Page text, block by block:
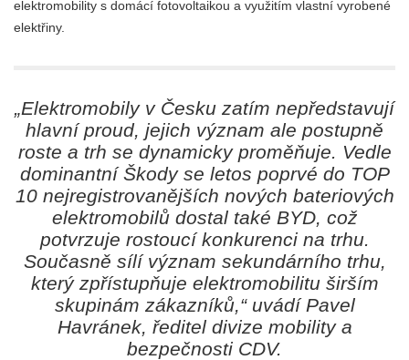
elektromobility s domácí fotovoltaikou a využitím vlastní vyrobené
elektřiny.
„Elektromobily v Česku zatím nepředstavují
hlavní proud, jejich význam ale postupně
roste a trh se dynamicky proměňuje. Vedle
dominantní Škody se letos poprvé do TOP
10 nejregistrovanějších nových bateriových
elektromobilů dostal také BYD, což
potvrzuje rostoucí konkurenci na trhu.
Současně sílí význam sekundárního trhu,
který zpřístupňuje elektromobilitu širším
skupinám zákazníků,“ uvádí Pavel
Havránek, ředitel divize mobility a
bezpečnosti CDV.